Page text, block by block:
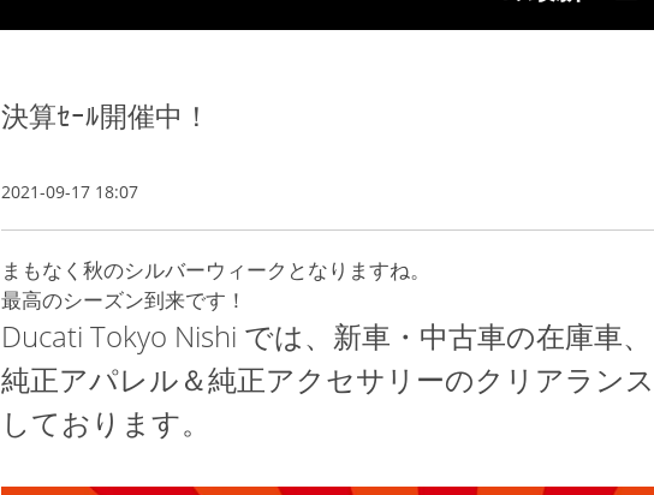
決算ｾｰﾙ開催中！
2021-09-17 18:07
まもなく秋のシルバーウィークとなりますね。
最高のシーズン到来です！
Ducati Tokyo Nishi では、新車・中古車の在庫車、
純正アパレル＆純正アクセサリーのクリアラン
しております。